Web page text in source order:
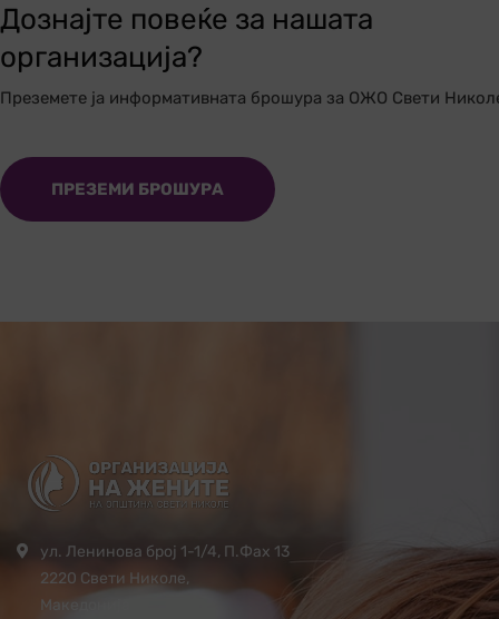
Дознајте повеќе за нашата
организација?
Преземете ја информативната брошура за ОЖО Свети
ПРЕЗЕМИ БРОШУРА
ул. Ленинова број 1-1/4, П.Фах 13
2220 Свети Николе,
Македонија